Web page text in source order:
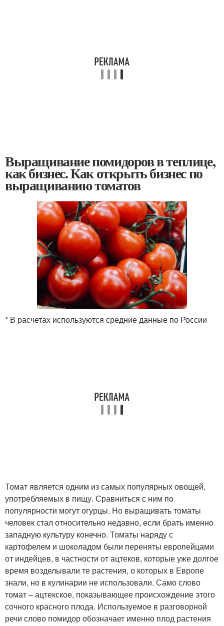
Выращивание помидоров в теплице,
как бизнес. Как открыть бизнес по
выращиванию томатов
* В расчетах используются средние данные по России
Томат является одним из самых популярных овощей,
употребляемых в пищу. Сравниться с ним по
популярности могут огурцы. Но выращивать томаты
человек стал относительно недавно, если брать именно
западную культуру конечно. Томаты наряду с
картофелем и шоколадом были переняты европейцами
от индейцев, в частности от ацтеков, которые уже долгое
время возделывали те растения, о которых в Европе
знали, но в кулинарии не использовали. Само слово
томат – ацтекское, показывающее происхождение этого
сочного красного плода. Используемое в разговорной
речи слово помидор обозначает именно плод растения